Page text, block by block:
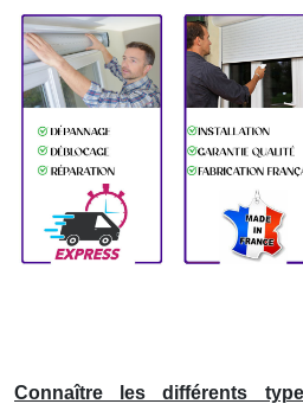
Connaître les différents